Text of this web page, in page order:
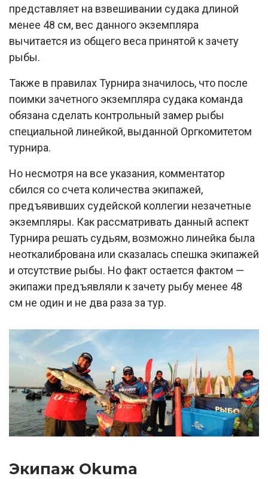
представляет на взвешивании судака длиной
менее 48 см, вес данного экземпляра
вычитается из общего веса принятой к зачету
рыбы.
Также в правилах Турнира значилось, что после
поимки зачетного экземпляра судака команда
обязана сделать контрольный замер рыбы
специальной линейкой, выданной Оргкомитетом
турнира.
Но несмотря на все указания, комментатор
сбился со счета количества экипажей,
предъявивших судейской коллегии незачетные
экземпляры. Как рассматривать данный аспект
Турнира решать судьям, возможно линейка была
неоткалибрована или сказалась спешка экипажей
и отсутствие рыбы. Но факт остается фактом —
экипажи предъявляли к зачету рыбу менее 48
см не один и не два раза за тур.
Экипаж Okuma